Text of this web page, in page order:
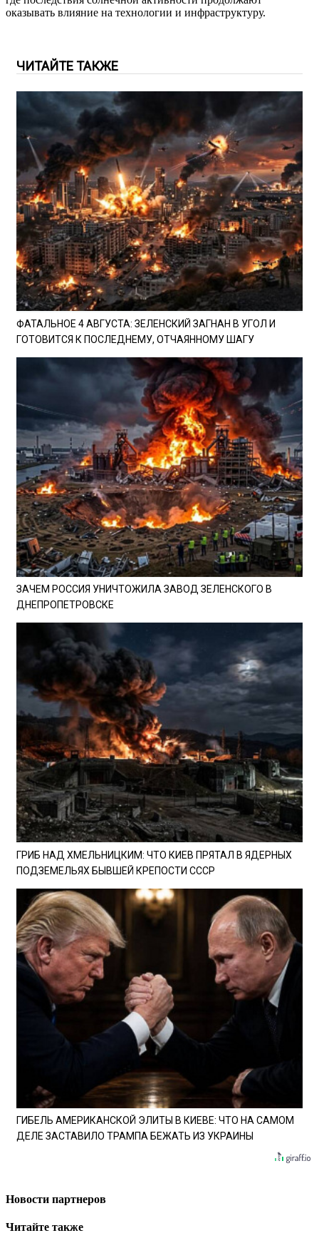
оказывать влияние на технологии и инфраструктуру.
ЧИТАЙТЕ ТАКЖЕ
ФАТАЛЬНОЕ 4 АВГУСТА: ЗЕЛЕНСКИЙ ЗАГНАН В УГОЛ И
ГОТОВИТСЯ К ПОСЛЕДНЕМУ, ОТЧАЯННОМУ ШАГУ
ЗАЧЕМ РОССИЯ УНИЧТОЖИЛА ЗАВОД ЗЕЛЕНСКОГО В
ДНЕПРОПЕТРОВСКЕ
ГРИБ НАД ХМЕЛЬНИЦКИМ: ЧТО КИЕВ ПРЯТАЛ В ЯДЕРНЫХ
ПОДЗЕМЕЛЬЯХ БЫВШЕЙ КРЕПОСТИ СССР
ГИБЕЛЬ АМЕРИКАНСКОЙ ЭЛИТЫ В КИЕВЕ: ЧТО НА САМОМ
ДЕЛЕ ЗАСТАВИЛО ТРАМПА БЕЖАТЬ ИЗ УКРАИНЫ
Новости партнеров
Читайте также